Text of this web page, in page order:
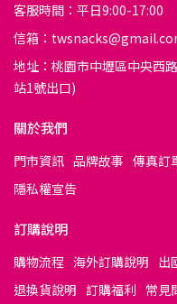
客服時間：平日9:00-17:00
信箱：
地址：桃園市中壢區中央西
站1號出口)
關於我們
門市資訊 品牌故事 傳真訂
隱私權宣告
訂購說明
購物流程 海外訂購說明 出
退換貨說明 訂購福利 常見